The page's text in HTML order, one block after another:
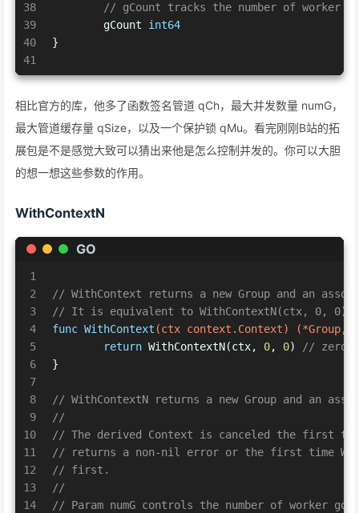
38
39
40
41
// gCount tracks the number of worker
	gCount
int64
}
相比官方的库，他多了函数签名管道 qCh，最大并发数量 numG，
最大管道缓存量 qSize，以及一个保护锁 qMu。看完刚刚B站的拓
展包是不是感觉大致可以猜出来他是怎么控制并发的。你可以大胆
的想一想这些参数的作用。
WithContextN
GO
1
2
3
4
5
6
7
8
9
10
11
12
13
14
// WithContext returns a new Group and an
// It is equivalent to WithContextN(ctx, 0, 0).
func WithContext (ctx context.Context)
(*Group,
return WithContextN(ctx, 0, 0)
// zero
}
// WithContextN returns a new Group and an
//
// The derived Context is canceled the first
// returns a non-nil error or the first time
// first.
//
// Param numG controls the number of worker